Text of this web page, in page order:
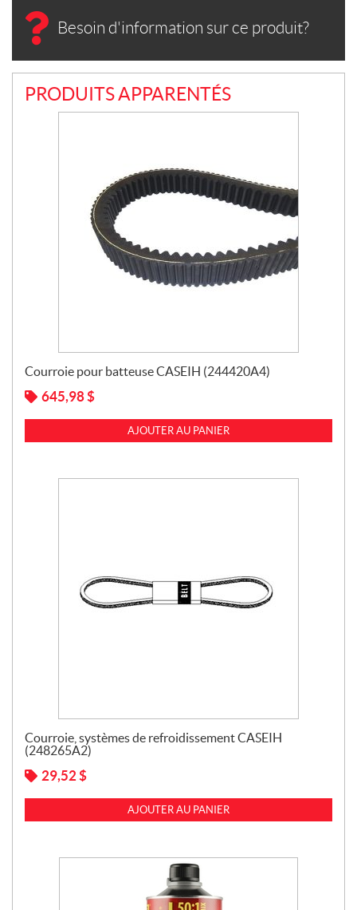
Besoin d'information sur ce produit?
PRODUITS APPARENTÉS
Courroie pour batteuse CASEIH (244420A4)
645,98$
AJOUTER AU PANIER
Courroie, systèmes de refroidissement CASEIH
(248265A2)
29,52 $
AJOUTER AU PANIER